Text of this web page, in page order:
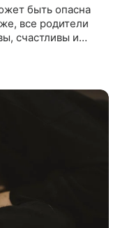
быть опасна
все родители
счастливы и